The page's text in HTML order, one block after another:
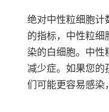
绝对中性粒细胞计
的指标，中性粒
染的白细胞。中
减少症。如果您
们可能更容易感染